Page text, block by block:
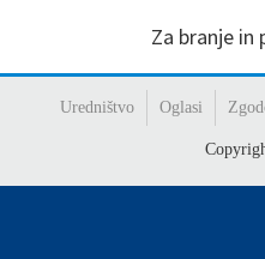
Za branje
Uredništvo Oglasi